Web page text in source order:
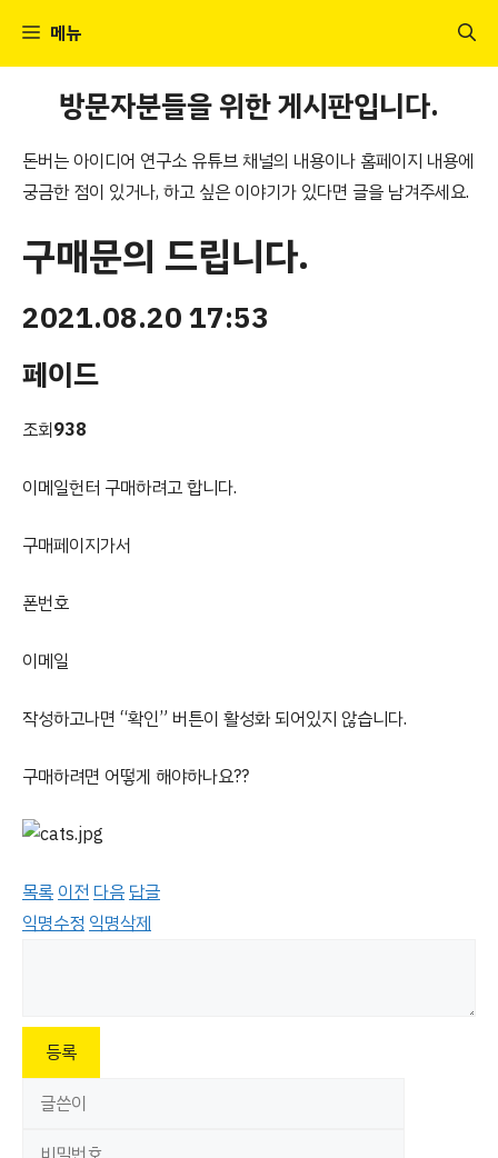
메뉴
방문자분들을 위한 게시판입니다.
돈버는 아이디어 연구소 유튜브 채널의 내용이나 홈페이지 내용에
궁금한 점이 있거나, 하고 싶은 이야기가 있다면 글을 남겨주세요.
구매문의 드립니다.
2021.08.20 17:53
페이드
조회938
이메일헌터 구매하려고 합니다.
구매페이지가서
폰번호
이메일
작성하고나면 “확인” 버튼이 활성화 되어있지 않습니다.
구매하려면 어떻게 해야하나요??
목록이전다음답글
익명수정익명삭제
등록